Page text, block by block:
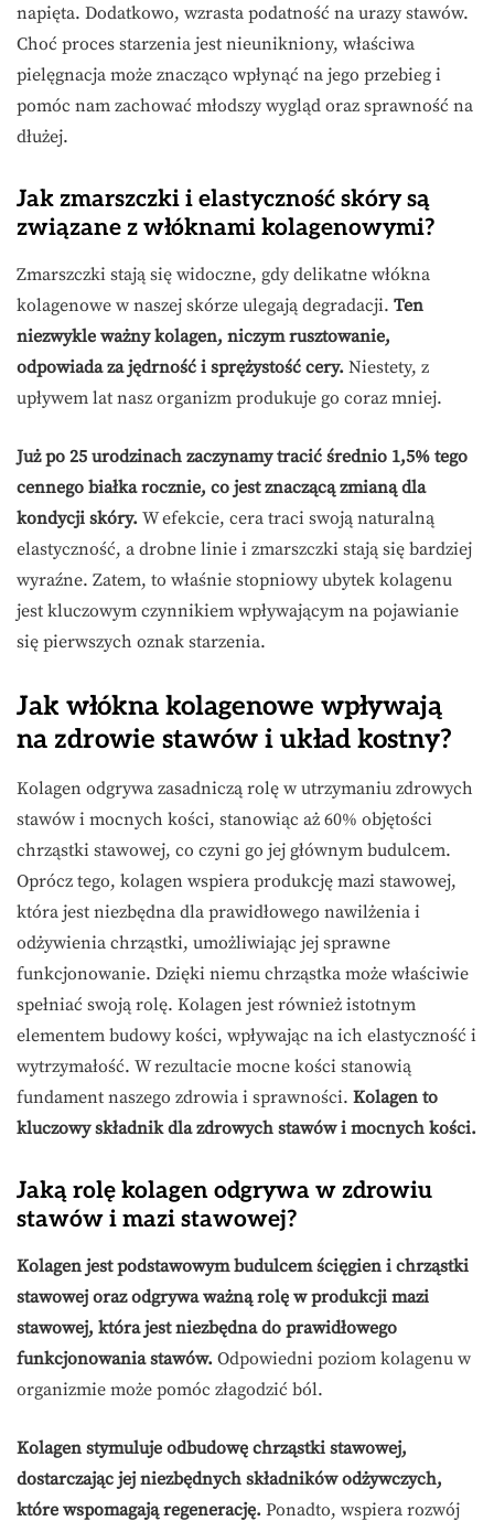
napięta. Dodatkowo, wzrasta podatność na urazy stawów.
Choć proces starzenia jest nieunikniony, właściwa
pielęgnacja może znacząco wpłynąć na jego przebieg i
pomóc nam zachować młodszy wygląd oraz sprawność na
dłużej.
Jak zmarszczki i elastyczność skóry są
związane z włóknami kolagenowymi?
Zmarszczki stają się widoczne, gdy delikatne włókna
kolagenowe w naszej skórze ulegają degradacji. Ten
niezwykle ważny kolagen, niczym rusztowanie,
odpowiada za jędrność i sprężystość cery. Niestety, z
upływem lat nasz organizm produkuje go coraz mniej.
Już po 25 urodzinach zaczynamy tracić średnio 1,5% tego
cennego białka rocznie, co jest znaczącą zmianą dla
kondycji skóry. W efekcie, cera traci swoją naturalną
elastyczność, a drobne linie i zmarszczki stają się bardziej
wyraźne. Zatem, to właśnie stopniowy ubytek kolagenu
jest kluczowym czynnikiem wpływającym na pojawianie
się pierwszych oznak starzenia.
Jak włókna kolagenowe wpływają
na zdrowie stawów i układ kostny?
Kolagen odgrywa zasadniczą rolę w utrzymaniu zdrowych
stawów i mocnych kości, stanowiąc aż 60% objętości
chrząstki stawowej, co czyni go jej głównym budulcem.
Oprócz tego, kolagen wspiera produkcję mazi stawowej,
która jest niezbędna dla prawidłowego nawilżenia i
odżywienia chrząstki, umożliwiając jej sprawne
funkcjonowanie. Dzięki niemu chrząstka może właściwie
spełniać swoją rolę. Kolagen jest również istotnym
elementem budowy kości, wpływając na ich elastyczność i
wytrzymałość. W rezultacie mocne kości stanowią
fundament naszego zdrowia i sprawności. Kolagen to
kluczowy składnik dla zdrowych stawów i mocnych kości.
Jaką rolę kolagen odgrywa w zdrowiu
stawów i mazi stawowej?
Kolagen jest podstawowym budulcem ścięgien i chrząstki
stawowej oraz odgrywa ważną rolę w produkcji mazi
stawowej, która jest niezbędna do prawidłowego
funkcjonowania stawów. Odpowiedni poziom kolagenu w
organizmie może pomóc złagodzić ból.
Kolagen stymuluje odbudowę chrząstki stawowej,
dostarczając jej niezbędnych składników odżywczych,
które wspomagają regenerację. Ponadto, wspiera rozwój